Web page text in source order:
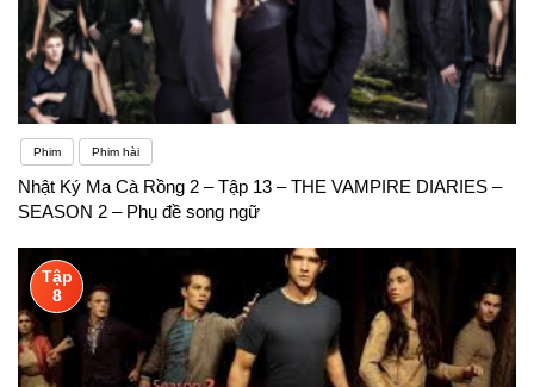
Phim Phim hài
Nhật Ký Ma Cà Rồng 2 – Tập 13 – THE VAMPIRE DIARIES –
SEASON 2 – Phụ đề song ngữ
Tập
8